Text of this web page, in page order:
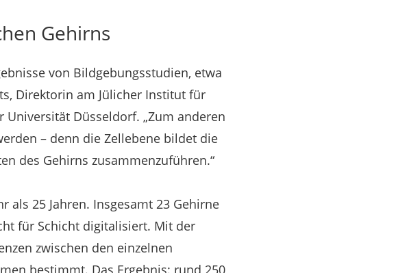
Gehirns
von Bildgebungsstudien, etwa
Direktorin am Jülicher Institut für
Düsseldorf. „Zum anderen
– denn die Zellebene bildet die
des Gehirns zusammenzuführen.“
als 25 Jahren. Insgesamt 23 Gehirne
für Schicht digitalisiert. Mit der
zwischen den einzelnen